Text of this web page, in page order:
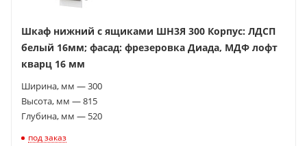
Шкаф нижний с ящиками ШН3Я 300 Корпус: ЛДСП
белый 16мм; фасад: фрезеровка Диада, МДФ лофт
кварц 16 мм
Ширина, мм — 300
Высота, мм — 815
Глубина, мм — 520
под заказ